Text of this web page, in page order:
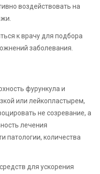
воздействовать на
к врачу для подбора
заболевания.
фурункула и
или лейкопластырем,
не созревание, а
лечения
патологии, количества
для ускорения